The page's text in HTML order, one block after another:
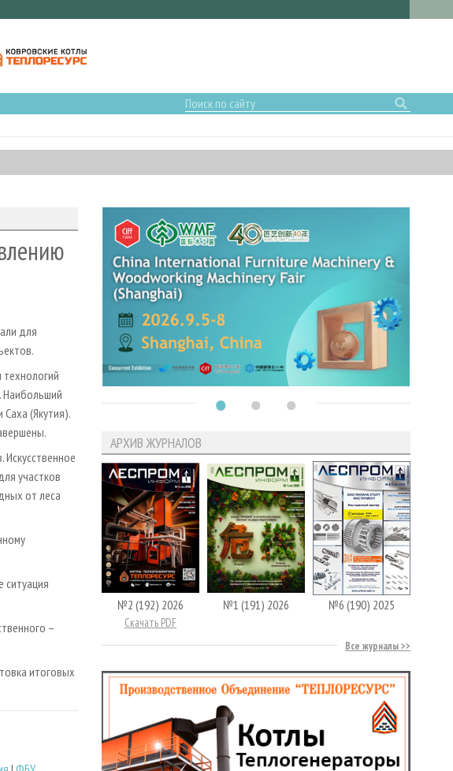
для
Наибольший
(Якутия).
участков
от леса
ситуация
–
итоговых
АРХИВ ЖУРНАЛОВ
№2 (192) 2026
Скачать PDF
№1 (191) 2026 №6 (190) 2025
Все журналы